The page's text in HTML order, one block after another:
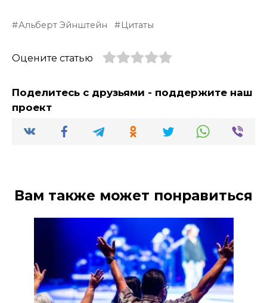
Альберт Эйнштейн Цитаты
Оцените статью
Поделитесь с друзьями - поддержите наш
проект
Вам также может понравиться